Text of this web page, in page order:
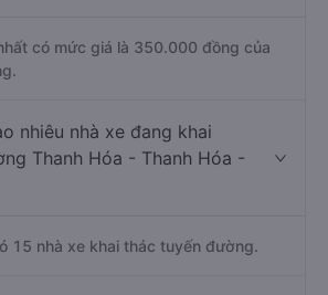
có mức giá là 350.000 đồng của
nhiêu nhà xe đang khai
Thanh Hóa - Thanh Hóa -
15 nhà xe khai thác tuyến đường.